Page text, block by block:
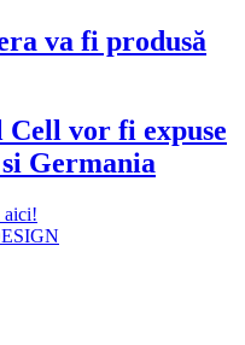
va fi produsă
vor fi expuse
Germania